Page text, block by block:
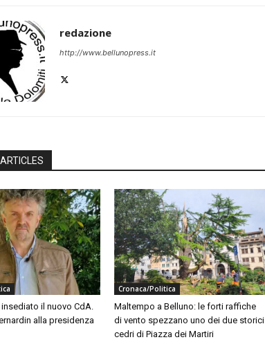
redazione
http://www.bellunopress.it
il nuovo CdA.
alla presidenza
Cronaca/Politica
Maltempo a Belluno: le forti raffiche
di vento spezzano uno dei due storici
cedri di Piazza dei Martiri